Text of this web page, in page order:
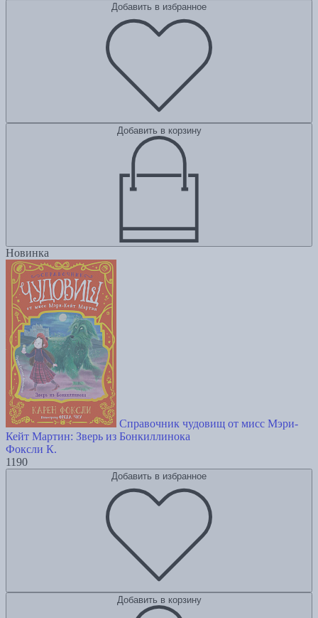
Добавить в избранное
Добавить в корзину
Новинка
Справочник чудовищ от мисс Мэри-
Кейт Мартин: Зверь из Бонкиллинока
Фоксли К.
1190
Добавить в избранное
Добавить в корзину